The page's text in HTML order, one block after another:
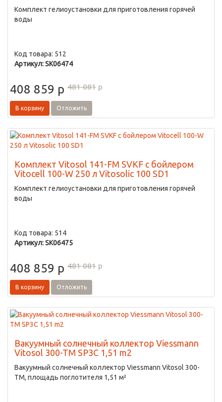
Комплект гелиоустановки для приготовления горячей
воды
Код товара: 512
Артикул: SK06474
408 859 p 481 081 p
В корзину Отложить
Комплект Vitosol 141-FM SVKF с бойлером
Vitocell 100-W 250 л Vitosolic 100 SD1
Комплект гелиоустановки для приготовления горячей
воды
Код товара: 514
Артикул: SK06475
408 859 p 481 081 p
В корзину Отложить
Вакуумный солнечный коллектор Viessmann
Vitosol 300-TM SP3C 1,51 m2
Вакуумный солнечный коллектор Viessmann Vitosol 300-
TM, площадь поглотителя 1,51 м²